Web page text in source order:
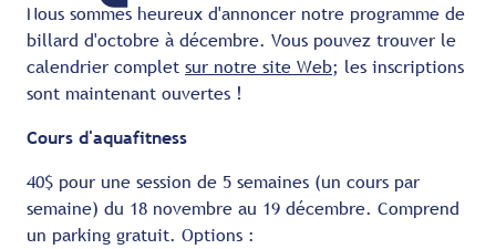
Nous sommes heureux d'annoncer notre programme de
billard d'octobre à décembre. Vous pouvez trouver le
calendrier complet sur notre site Web; les inscriptions
sont maintenant ouvertes !
Cours d'aquafitness
40$ pour une session de 5 semaines (un cours par
semaine) du 18 novembre au 19 décembre. Comprend
un parking gratuit. Options :